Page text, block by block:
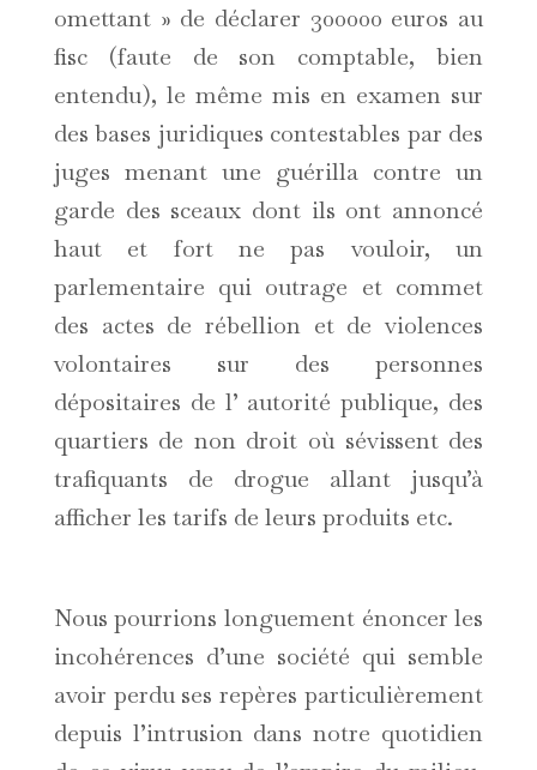
omettant » de déclarer 300000 euros au
fisc (faute de son comptable, bien
entendu), le même mis en examen sur
des bases juridiques contestables par des
juges menant une guérilla contre un
garde des sceaux dont ils ont annoncé
haut et fort ne pas vouloir, un
parlementaire qui outrage et commet
des actes de rébellion et de violences
volontaires sur des personnes
dépositaires de l’ autorité publique, des
quartiers de non droit où sévissent des
trafiquants de drogue allant jusqu’à
afficher les tarifs de leurs produits etc.
Nous pourrions longuement énoncer les
incohérences d’une société qui semble
avoir perdu ses repères particulièrement
depuis l’intrusion dans notre quotidien